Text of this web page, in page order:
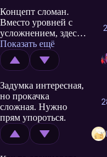
Концепт сломан.
Вместо уровней с
усложнением, здесь
просто идёт волна за
волной. Через
несколько попыток,
20 минут, и процесс
просто надоедает.
Показать ещё
Задумка интересная,
но прокачка
сложная. Нужно
прям упороться.